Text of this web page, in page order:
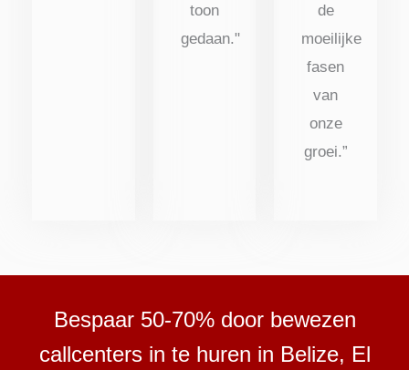
toon
gedaan."
de
moeilijke
fasen
van
onze
groei.”
Bespaar 50-70% door bewezen
callcenters in te huren in Belize, El